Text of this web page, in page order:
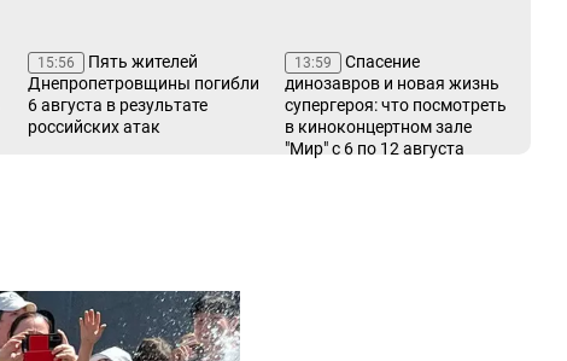
15:56
Пять жителей
Днепропетровщины погибли
6 августа в результате
российских атак
13:59
Спасение
динозавров и новая жизнь
супергероя: что посмотреть
в киноконцертном зале
"Мир" с 6 по 12 августа